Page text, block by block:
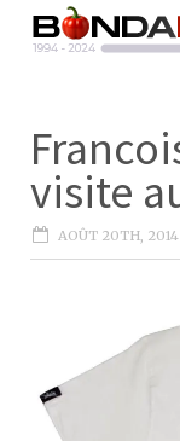
visite
AOÛT 20TH, 2014